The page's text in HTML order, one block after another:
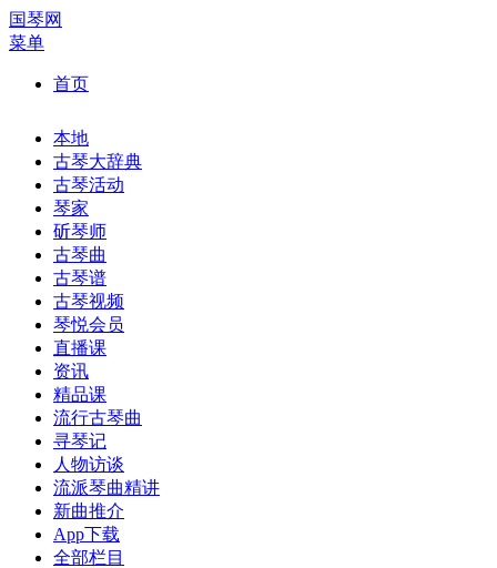
国琴网
菜单
首页
本地
古琴大辞典
古琴活动
琴家
斫琴师
古琴曲
古琴谱
古琴视频
琴悦会员
直播课
资讯
精品课
流行古琴曲
寻琴记
人物访谈
流派琴曲精讲
新曲推介
App下载
全部栏目